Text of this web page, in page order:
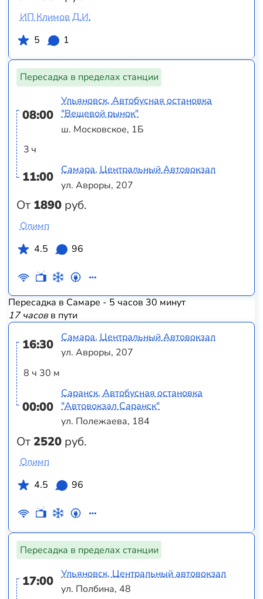
ИП Климов Д.И.
5
1
Пересадка в пределах станции
08:00
3 ч
11:00
От 1890 руб.
Ульяновск, Автобусная остановка
"Вещевой рынок"
ш. Московское, 1Б
Самара, Центральный Автовокзал
ул. Авроры, 207
Олимп
4.5
96
Пересадка в Самаре - 5 часов 30 минут
17 часовв пути
16:30
8 ч 30 м
00:00
От2520 руб.
Самара, Центральный Автовокзал
ул. Авроры, 207
Саранск, Автобусная остановка
"Автовокзал Саранск"
ул. Полежаева, 184
Олимп
4.5
96
Пересадка в пределах станции
17:00
Ульяновск, Центральный автовокзал
ул. Полбина, 48